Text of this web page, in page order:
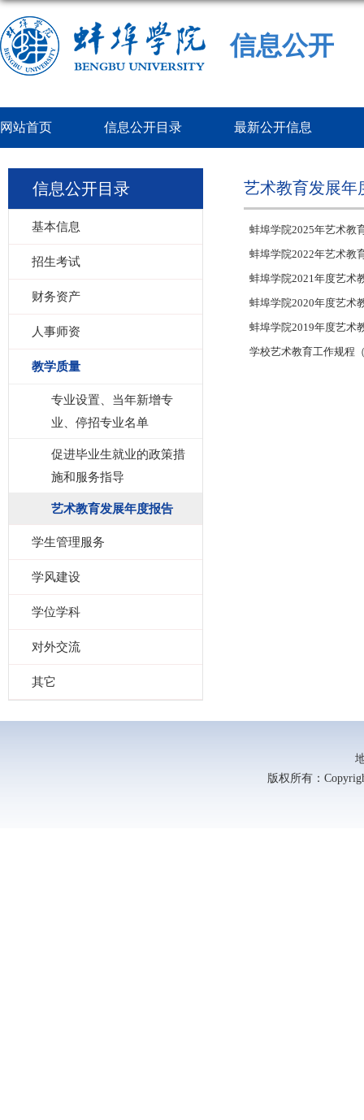
信息公开
网站首页 信息公开目录 最新公开信息
信息公开目录
基本信息
招生考试
财务资产
人事师资
教学质量
专业设置、当年新增专
业、停招专业名单
促进毕业生就业的政策措
施和服务指导
艺术教育发展年度报告
学生管理服务
学风建设
学位学科
对外交流
其它
艺术教育发展年
蚌埠学院2025年艺术教
蚌埠学院2022年艺术教
蚌埠学院2021年度艺术
蚌埠学院2020年度艺术
蚌埠学院2019年度艺术
学校艺术教育工作规程
版权所有：